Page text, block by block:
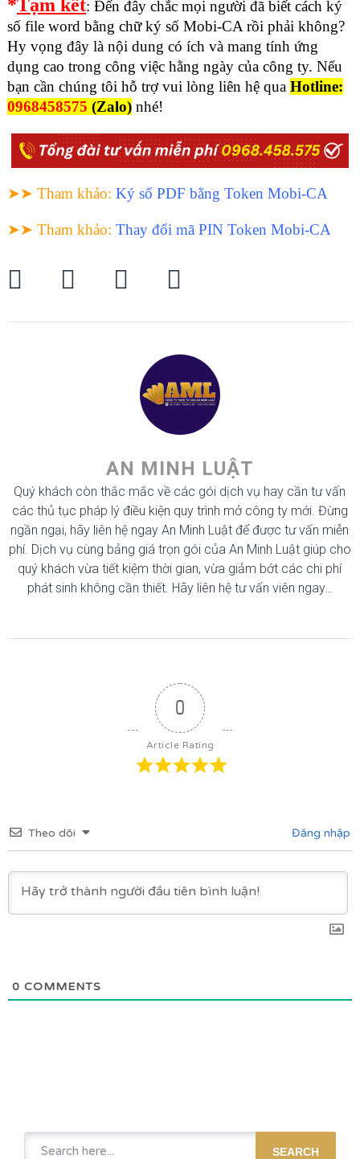
*Tạm kết: Đến đây chắc mọi người đã biết cách ký
số file word bằng chữ ký số Mobi-CA rồi phải không?
Hy vọng đây là nội dung có ích và mang tính ứng
dụng cao trong công việc hằng ngày của công ty. Nếu
bạn cần chúng tôi hỗ trợ vui lòng liên hệ qua Hotline:
0968458575 (Zalo)nhé!
➤➤ Tham khảo: Ký số PDF bằng Token Mobi-CA
➤➤ Tham khảo: Thay đổi mã PIN Token Mobi-CA
AN MINH LUẬT
Quý khách còn thắc mắc về các gói dịch vụ hay cần tư vấn
các thủ tục pháp lý điều kiện quy trình mở công ty mới. Đừng
ngần ngại, hãy liên hệ ngay An Minh Luật để được tư vấn miễn
phí. Dịch vụ cùng bảng giá trọn gói của An Minh Luật giúp cho
quý khách vừa tiết kiệm thời gian, vừa giảm bớt các chi phí
phát sinh không cần thiết. Hãy liên hệ tư vấn viên ngay…
0
Article Rating
Theo dõi Đăng nhập
0 COMMENTS
SEARCH